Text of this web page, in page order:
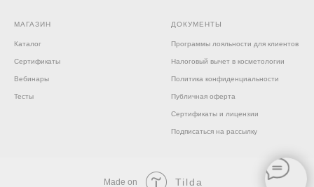
МАГАЗИН
Каталог
Сертификаты
Вебинары
Тесты
ДОКУМЕНТЫ
Программы лояльности для клиентов
Налоговый вычет в косметологии
Политика конфиденциальности
Публичная оферта
Сертификаты и лицензии
Подписаться на рассылку
Made on Tilda